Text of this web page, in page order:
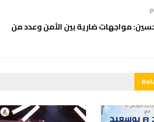
مواجهات ضارية بين الأمن وعدد من